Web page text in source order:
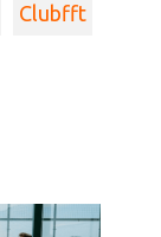
Clubfft